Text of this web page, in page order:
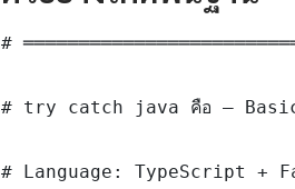
#
# try catch java คือ —
# Language: TypeScript +